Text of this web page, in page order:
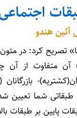
آئین هندو
تصریح کرد: در متون
آن متفاوت از
شما تعیین
پایین بر طبقات